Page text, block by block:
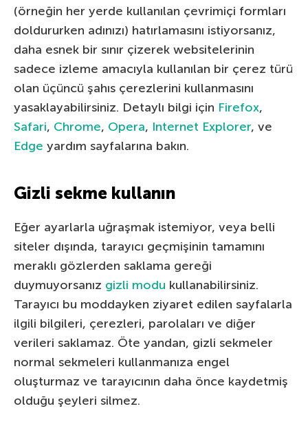
(örneğin her yerde kullanılan çevrimiçi formları
doldururken adınızı) hatırlamasını istiyorsanız,
daha esnek bir sınır çizerek websitelerinin
sadece izleme amacıyla kullanılan bir çerez türü
olan üçüncü şahıs çerezlerini kullanmasını
yasaklayabilirsiniz. Detaylı bilgi için Firefox,
Safari, Chrome, Opera, Internet Explorer, ve
Edge yardım sayfalarına bakın.
Gizli sekme kullanın
Eğer ayarlarla uğraşmak istemiyor, veya belli
siteler dışında, tarayıcı geçmişinin tamamını
meraklı gözlerden saklama gereği
duymuyorsanız gizli modu kullanabilirsiniz.
Tarayıcı bu moddayken ziyaret edilen sayfalarla
ilgili bilgileri, çerezleri, parolaları ve diğer
verileri saklamaz. Öte yandan, gizli sekmeler
normal sekmeleri kullanmanıza engel
oluşturmaz ve tarayıcının daha önce kaydetmiş
olduğu şeyleri silmez.